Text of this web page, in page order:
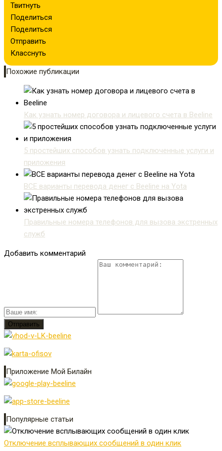
Твитнуть
Поделиться
Поделиться
Отправить
Класснуть
Похожие публикации
Как узнать номер договора и лицевого счета в Beeline
5 простейших способов узнать подключенные услуги и
приложения
ВСЕ варианты перевода денег с Beeline на Yota
Правильные номера телефонов для вызова экстренных
служб
Добавить комментарий
Приложение Мой Билайн
Популярные статьи
Отключение всплывающих сообщений в один клик